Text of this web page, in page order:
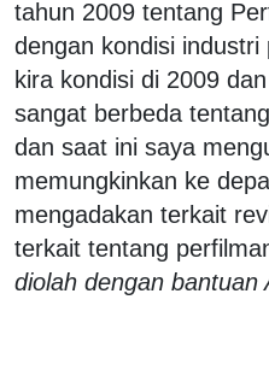
tahun 2009 tentang
dengan kondisi
kira kondisi di 2009
sangat berbeda
dan saat ini saya
memungkinkan ke
mengadakan terkait
terkait tentang
diolah dengan bantuan